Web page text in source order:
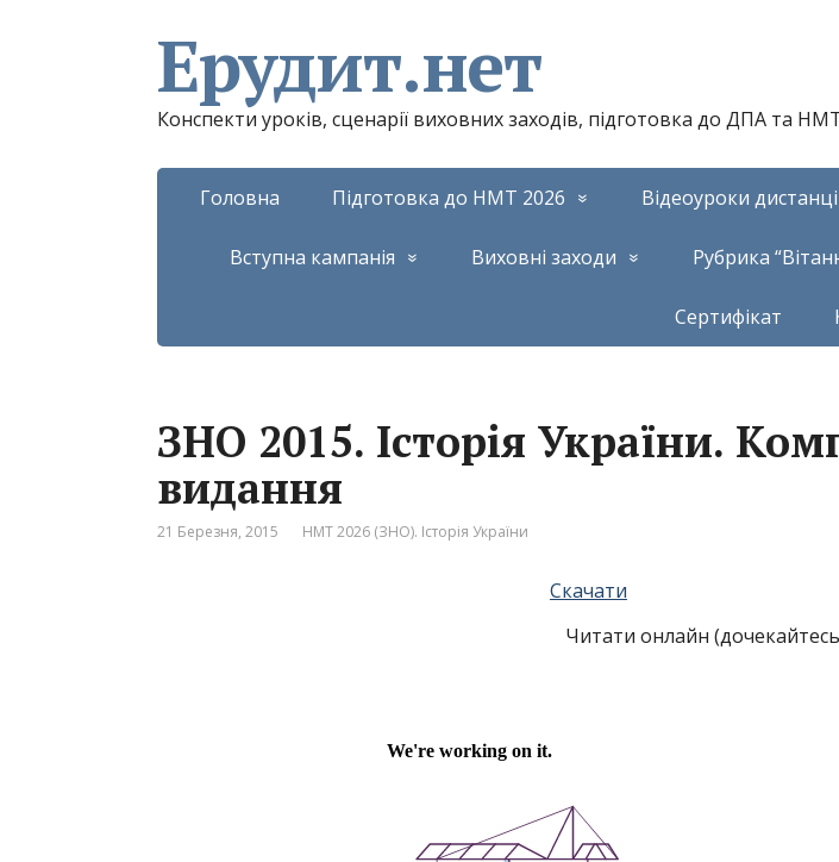
Ерудит.нет
Конспекти уроків, сценарії виховних заходів, підготовка до ДПА та
Головна Підготовка до НМТ 2026 Відеоуроки
Вступна кампанія Виховні заходи Рубрика
Сертифікат
ЗНО 2015. Історія України.
видання
21 Березня, 2015 НМТ 2026 (ЗНО). Історія України
Скачати
Читати онлайн